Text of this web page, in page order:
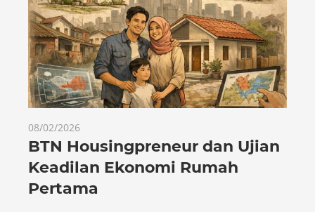
08/02/2026
BTN Housingpreneur dan Ujian
Keadilan Ekonomi Rumah
Pertama